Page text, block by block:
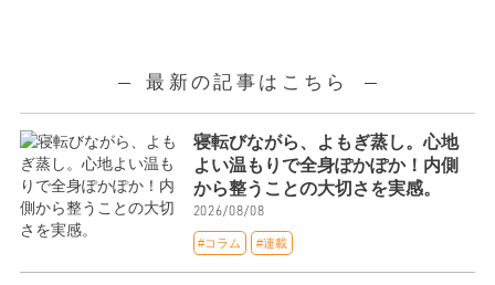
最新の記事はこちら
寝転びながら、よもぎ蒸し。心地
よい温もりで全身ぽかぽか！内側
から整うことの大切さを実感。
2026/08/08
#コラム #連載